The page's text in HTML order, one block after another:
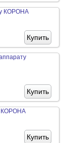
КОРОНА
Купить
Купить
КОРОНА
Купить